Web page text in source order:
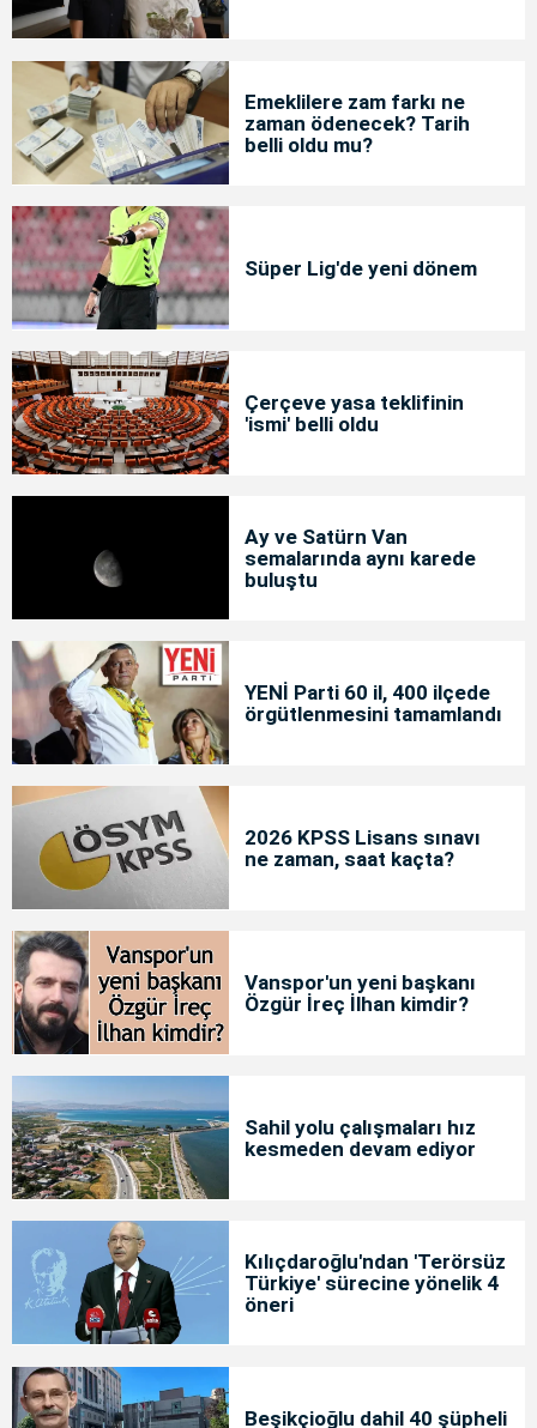
Emeklilere zam farkı ne
zaman ödenecek? Tarih
belli oldu mu?
Süper Lig'de yeni dönem
Çerçeve yasa teklifinin
'ismi' belli oldu
Ay ve Satürn Van
semalarında aynı karede
buluştu
YENİ Parti 60 il, 400 ilçede
örgütlenmesini tamamlandı
2026 KPSS Lisans sınavı
ne zaman, saat kaçta?
Vanspor'un yeni başkanı
Özgür İreç İlhan kimdir?
Sahil yolu çalışmaları hız
kesmeden devam ediyor
Kılıçdaroğlu'ndan 'Terörsüz
Türkiye' sürecine yönelik 4
öneri
Beşikçioğlu dahil 40 şüpheli